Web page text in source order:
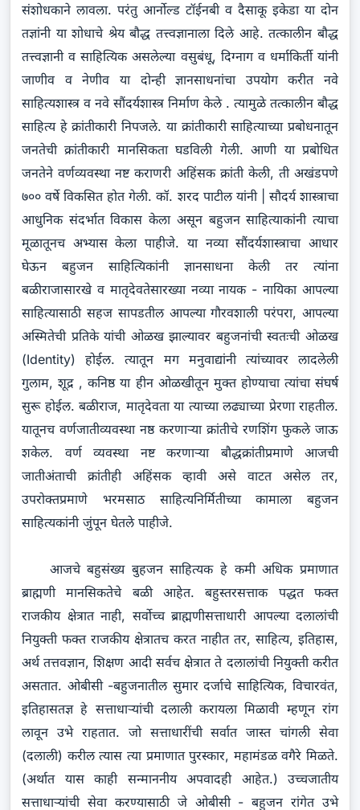
संशोधकाने लावला. परंतु आर्नोल्ड टॉईनबी व दैसाकू इकेडा या दोन
तज्ञांनी या शोधाचे श्रेय बौद्ध तत्त्वज्ञानाला दिले आहे. तत्कालीन बौद्ध
तत्त्वज्ञानी व साहित्यिक असलेल्या वसुबंधू, दिग्नाग व धर्माकिर्ती यांनी
जाणीव व नेणीव या दोन्ही ज्ञानसाधनांचा उपयोग करीत नवे
साहित्यशास्त्र व नवे सौंदर्यशास्त्र निर्माण केले . त्यामुळे तत्कालीन बौद्ध
साहित्य हे क्रांतीकारी निपजले. या क्रांतीकारी साहित्याच्या प्रबोधनातून
जनतेची क्रांतीकारी मानसिकता घडविली गेली. आणी या प्रबोधित
जनतेने वर्णव्यवस्था नष्ट कराणरी अहिंसक क्रांती केली, ती अखंडपणे
७०० वर्षे विकसित होत गेली. कॉ. शरद पाटील यांनी | सौदर्य शास्त्राचा
आधुनिक संदर्भात विकास केला असून बहुजन साहित्याकांनी त्याचा
मूळातूनच अभ्यास केला पाहीजे. या नव्या सौंदर्यशास्त्राचा आधार
घेऊन बहुजन साहित्यिकांनी ज्ञानसाधना केली तर त्यांना
बळीराजासारखे व मातृदेवतेसारख्या नव्या नायक - नायिका आपल्या
साहित्यासाठी सहज सापडतील आपल्या गौरवशाली परंपरा, आपल्या
अस्मितेची प्रतिके यांची ओळख झाल्यावर बहुजनांची स्वतःची ओळख
(Identity) होईल. त्यातून मग मनुवाद्यांनी त्यांच्यावर लादलेली
गुलाम, शूद्र , कनिष्ठ या हीन ओळखीतून मुक्त होण्याचा त्यांचा संघर्ष
सुरू होईल. बळीराज, मातृदेवता या त्याच्या लढ्याच्या प्रेरणा राहतील.
यातूनच वर्णजातीव्यवस्था नष्ठ करणाऱ्या क्रांतीचे रणशिंग फुकले जाऊ
शकेल. वर्ण व्यवस्था नष्ट करणाऱ्या बौद्धक्रांतीप्रमाणे आजची
जातीअंताची क्रांतीही अहिंसक व्हावी असे वाटत असेल तर,
उपरोक्तप्रमाणे भरमसाठ साहित्यनिर्मितीच्या कामाला बहुजन
साहित्यकांनी जुंपून घेतले पाहीजे.
आजचे बहुसंख्य बुहजन साहित्यक हे कमी अधिक प्रमाणात
ब्राह्मणी मानसिकतेचे बळी आहेत. बहुस्तरसत्ताक पद्धत फक्त
राजकीय क्षेत्रात नाही, सर्वोच्च ब्राह्मणीसत्ताधारी आपल्या दलालांची
नियुक्ती फक्त राजकीय क्षेत्रातच करत नाहीत तर, साहित्य, इतिहास,
अर्थ तत्तवज्ञान, शिक्षण आदी सर्वच क्षेत्रात ते दलालांची नियुक्ती करीत
असतात. ओबीसी -बहुजनातील सुमार दर्जाचे साहित्यिक, विचारवंत,
इतिहासतज्ञ हे सत्ताधाऱ्यांची दलाली करायला मिळावी म्हणून रांग
लावून उभे राहतात. जो सत्ताधारींची सर्वात जास्त चांगली सेवा
(दलाली) करील त्यास त्या प्रमाणात पुरस्कार, महामंडळ वगैरे मिळते.
(अर्थात यास काही सन्माननीय अपवादही आहेत.) उच्चजातीय
सत्ताधाऱ्यांची सेवा करण्यासाठी जे ओबीसी - बहुजन रांगेत उभे